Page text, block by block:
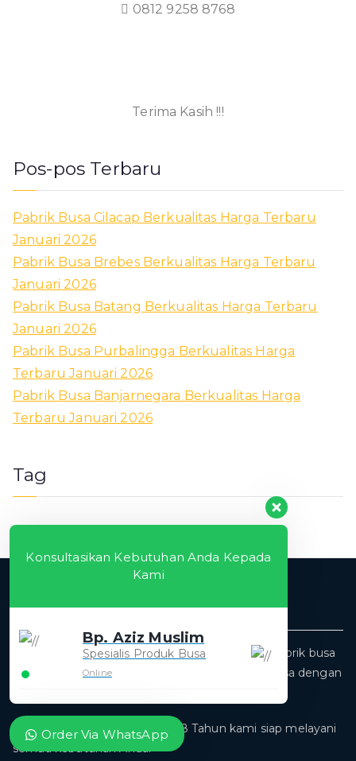
Konsultasikan Kebutuhan Anda Kepada
Kami
Bp. Aziz Muslim
Spesialis Produk Busa
Online
Order Via WhatsApp
0812 9258 8768
Terima Kasih !!!
Pos-pos Terbaru
Pabrik Busa Cilacap Berkualitas Harga Terbaru
Januari 2026
Pabrik Busa Brebes Berkualitas Harga Terbaru
Januari 2026
Pabrik Busa Batang Berkualitas Harga Terbaru
Januari 2026
Pabrik Busa Purbalingga Berkualitas Harga
Terbaru Januari 2026
Pabrik Busa Banjarnegara Berkualitas Harga
Terbaru Januari 2026
Tag
Pabrik Busa Zgen terafiliasi langsung dengan pabrik busa
yang memproduksi dan menjual segala jenis busa dengan
Dengan pengalaman selama 8 Tahun kami siap melayani
semua kebutuhan Anda.